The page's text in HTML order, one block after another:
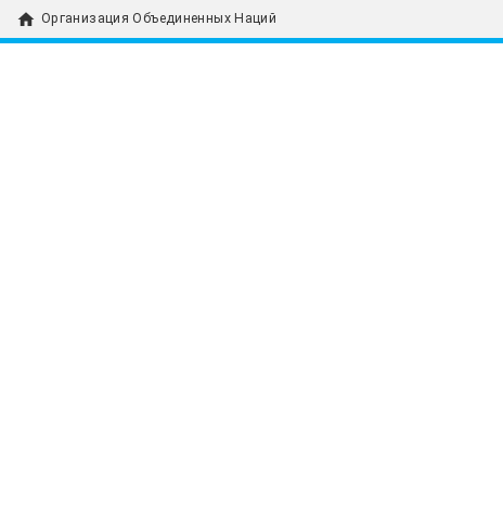
home Организация Объединенных Наций